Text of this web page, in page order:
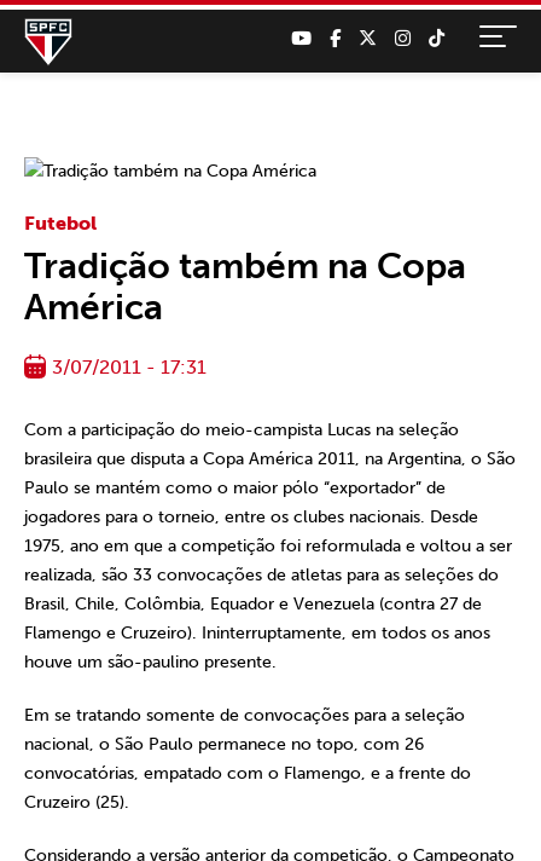
Futebol
Tradição também na Copa
América
3/07/2011 - 17:31
Com a participação do meio-campista Lucas na seleção
brasileira que disputa a Copa América 2011, na Argentina, o São
Paulo se mantém como o maior pólo “exportador” de
jogadores para o torneio, entre os clubes nacionais. Desde
1975, ano em que a competição foi reformulada e voltou a ser
realizada, são 33 convocações de atletas para as seleções do
Brasil, Chile, Colômbia, Equador e Venezuela (contra 27 de
Flamengo e Cruzeiro). Ininterruptamente, em todos os anos
houve um são-paulino presente.
Em se tratando somente de convocações para a seleção
nacional, o São Paulo permanece no topo, com 26
convocatórias, empatado com o Flamengo, e a frente do
Cruzeiro (25).
Considerando a versão anterior da competição, o Campeonato